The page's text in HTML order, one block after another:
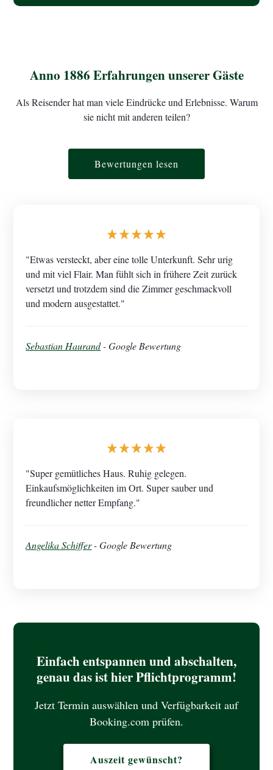
Anno 1886 Erfahrungen unserer Gäste
Als Reisender hat man viele Eindrücke und Erlebnisse. Warum
sie nicht mit anderen teilen?
Bewertungen lesen
"Etwas versteckt, aber eine tolle Unterkunft. Sehr urig
und mit viel Flair. Man fühlt sich in frühere Zeit zurück
versetzt und trotzdem sind die Zimmer geschmackvoll
und modern ausgestattet."
Sebastian Haurand- Google Bewertung
"Super gemütliches Haus. Ruhig gelegen.
Einkaufsmöglichkeiten im Ort. Super sauber und
freundlicher netter Empfang."
Angelika Schiffer- Google Bewertung
Einfach entspannen und abschalten,
genau das ist hier Pflichtprogramm!
Jetzt Termin auswählen und Verfügbarkeit auf
Booking.com prüfen.
Auszeit gewünscht?